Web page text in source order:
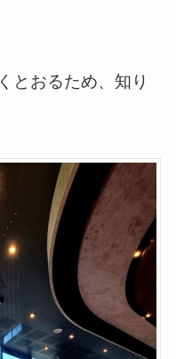
とおるため、知り